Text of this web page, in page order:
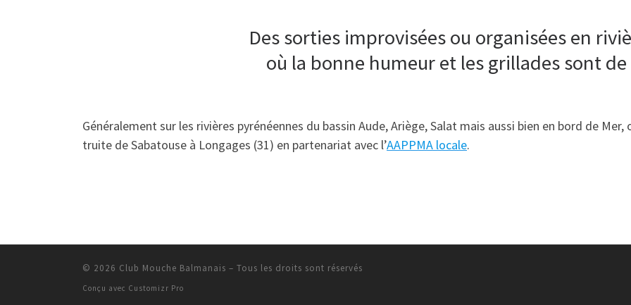
Des sorties improvisées ou organisées en
où la bonne humeur et les grillades sont de
Généralement sur les rivières pyrénéennes du bassin Aude, Ariège, Salat mais aussi bien en bord de
truite de Sabatouse à Longages (31) en partenariat avec l’AAPPMA locale.
© 2026 Club Mouche Balmanais – Tous les droits sont réservés
Conçu avec Customizr Pro